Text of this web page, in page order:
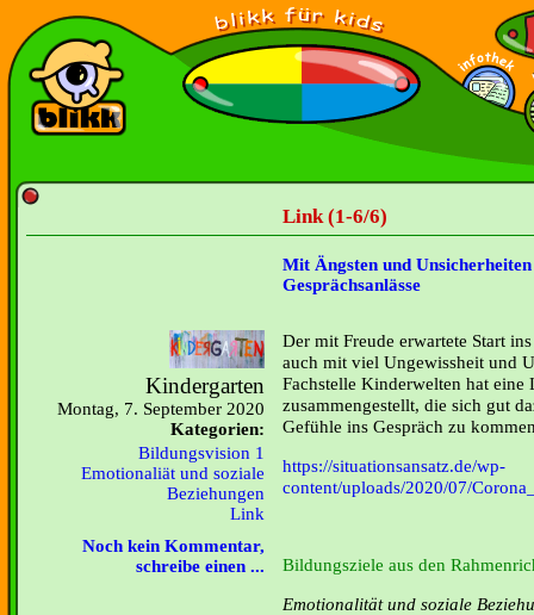
Link (1-6/6)
Mit Ängsten und
Gesprächsanlässe
Kindergarten
Montag, 7. September 2020
Kategorien:
Bildungsvision 1
Emotionaliät und soziale
Beziehungen
Link
Noch kein Kommentar,
schreibe einen ...
Der mit Freude erwartete Start
auch mit viel Ungewissheit und
Fachstelle Kinderwelten hat
zusammengestellt, die sich gut
Gefühle ins Gespräch zu
https://situationsansatz.de/wp-
content/uploads/2020/07/
Bildungsziele aus den
Emotionalität und soziale